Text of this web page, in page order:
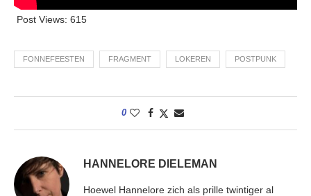
Post Views: 615
FONNEFEESTEN FRAGMENT LOKEREN POSTPUNK
0
HANNELORE DIELEMAN
Hoewel Hannelore zich als prille twintiger al